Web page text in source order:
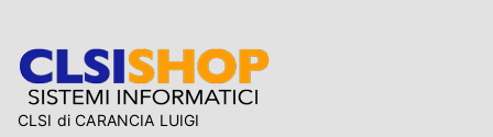
CLSI di CARANCIA LUIGI